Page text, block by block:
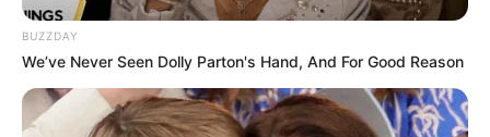
BUZZDAY
We’ve Never Seen Dolly Parton's Hand, And For Good Reason